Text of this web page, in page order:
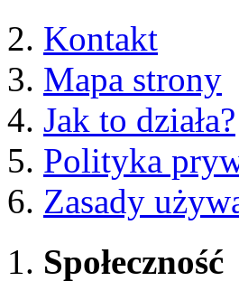
Kontakt
Mapa strony
Jak to działa?
Polityka
Zasady
Społeczność